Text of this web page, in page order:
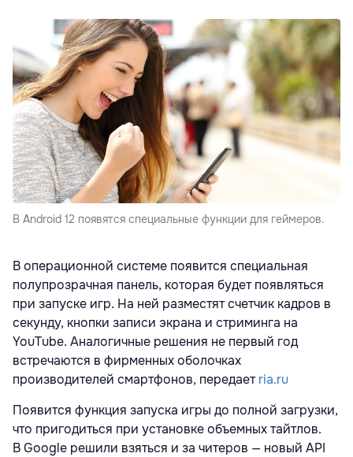
В Android 12 появятся специальные функции для геймеров.
В операционной системе появится специальная
полупрозрачная панель, которая будет появляться
при запуске игр. На ней разместят счетчик кадров в
секунду, кнопки записи экрана и стриминга на
YouTube. Аналогичные решения не первый год
встречаются в фирменных оболочках
производителей смартфонов, передаетria.ru
Появится функция запуска игры до полной загрузки,
что пригодиться при установке объемных тайтлов.
В Google решили взяться и за читеров — новый API